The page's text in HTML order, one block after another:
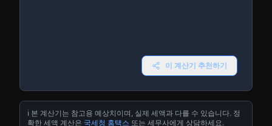
이 계산기 추천하기
ℹ️ 본 계산기는 참고용 예상치이며, 실제 세액과 다를 수 있습니다. 정
확한 세액 계산은 국세청 홈택스 또는 세무사에게 상담하세요.